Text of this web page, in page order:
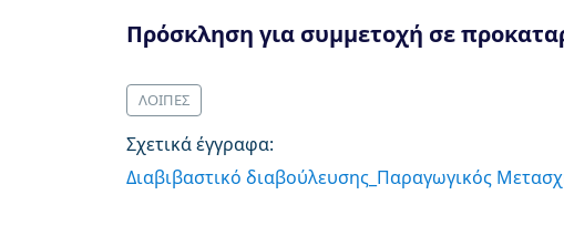
Πρόσκληση για συμμετοχή σε
ΛΟΙΠΕΣ
Σχετικά έγγραφα:
Διαβιβαστικό διαβούλευσης_Παραγωγικός